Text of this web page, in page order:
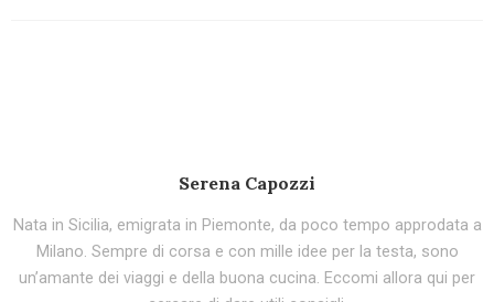
Serena Capozzi
Nata in Sicilia, emigrata in Piemonte, da poco tempo approdata a
Milano. Sempre di corsa e con mille idee per la testa, sono
un’amante dei viaggi e della buona cucina. Eccomi allora qui per